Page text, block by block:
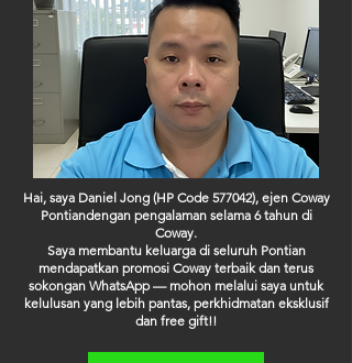
Hai, saya Daniel Jong (HP Code 577042), ejen Coway
Pontiandengan pengalaman selama 6 tahun di
Coway.
Saya membantu keluarga di seluruh Pontian
mendapatkan promosi Coway terbaik dan terus
sokongan WhatsApp — mohon melalui saya untuk
kelulusan yang lebih pantas, perkhidmatan eksklusif
dan free gift!!